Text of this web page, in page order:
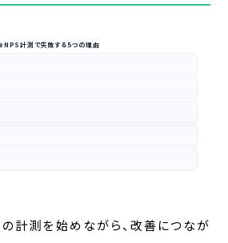
eNPS計測で失敗する5つの理由
計測を始めながら、改善につなが